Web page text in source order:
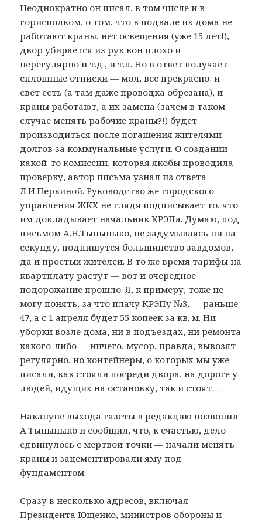
Неоднократно он писал, в том числе и в
горисполком, о том, что в подвале их дома не
работают краны, нет освещения (уже 15 лет!),
двор убирается из рук вон плохо и
нерегулярно и т.д., и т.п. Но в ответ получает
сплошные отписки — мол, все прекрасно: и
свет есть (а там даже проводка обрезана), и
краны работают, а их замена (зачем в таком
случае менять рабочие краны?!) будет
производиться после погашения жителями
долгов за коммунальные услуги. О создании
какой-то комиссии, которая якобы проводила
проверку, автор письма узнал из ответа
Л.И.Перкиной. Руководство же городского
управления ЖКХ не глядя подписывает то, что
им докладывает начальник КРЭПа. Думаю, под
письмом А.Н.Тыныныко, не задумываясь ни на
секунду, подпишутся большинство завдомов,
да и простых жителей. В то же время тарифы на
квартплату растут — вот и очередное
подорожание прошло. Я, к примеру, тоже не
могу понять, за что плачу КРЭПу №3, — раньше
47, а с 1 апреля будет 55 копеек за кв. м. Ни
уборки возле дома, ни в подъездах, ни ремонта
какого-либо — ничего, мусор, правда, вывозят
регулярно, но контейнеры, о которых мы уже
писали, как стояли посреди двора, на дороге у
людей, идущих на остановку, так и стоят…
Накануне выхода газеты в редакцию позвонил
А.Тыныныко и сообщил, что, к счастью, дело
сдвинулось с мертвой точки — начали менять
краны и зацементировали яму под
фундаментом.
Сразу в несколько адресов, включая
Президента Ющенко, министров обороны и